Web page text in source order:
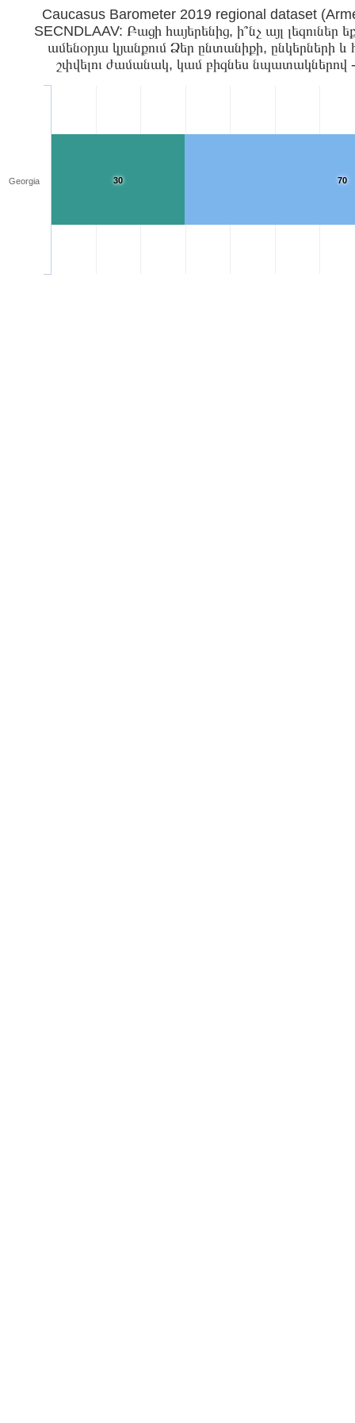
Caucasus Barometer 2019 regional
SECNDLAAV: Բացի հայերենից, ի՞նչ այլ լեզուներ
ամենօրյա կյանքում Ձեր ընտանիքի, ընկերների
շփվելու ժամանակ, կամ բիզնես նպատակներով
70
30
Georgia